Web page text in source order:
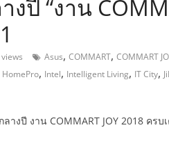
ปี “งาน
Asus, COMMART, COMMART
HomePro, Intel, Intelligent Living, IT City,
งปี งาน COMMART JOY 2018 ครบ